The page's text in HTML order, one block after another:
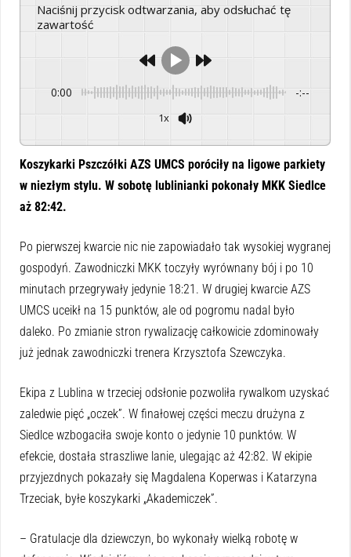
Naciśnij przycisk odtwarzania, aby odsłuchać tę
zawartość
0:00 -:--
1x
Koszykarki Pszczółki AZS UMCS poróciły na ligowe parkiety
w niezłym stylu. W sobotę lublinianki pokonały MKK Siedlce
aż 82:42.
Po pierwszej kwarcie nic nie zapowiadało tak wysokiej wygranej
gospodyń. Zawodniczki MKK toczyły wyrównany bój i po 10
minutach przegrywały jedynie 18:21. W drugiej kwarcie AZS
UMCS uceikł na 15 punktów, ale od pogromu nadal było
daleko. Po zmianie stron rywalizację całkowicie zdominowały
już jednak zawodniczki trenera Krzysztofa Szewczyka.
Ekipa z Lublina w trzeciej odsłonie pozwoliła rywalkom uzyskać
zaledwie pięć „oczek”. W finałowej części meczu drużyna z
Siedlce wzbogaciła swoje konto o jedynie 10 punktów. W
efekcie, dostała straszliwe lanie, ulegając aż 42:82. W ekipie
przyjezdnych pokazały się Magdalena Koperwas i Katarzyna
Trzeciak, byłe koszykarki „Akademiczek”.
– Gratulacje dla dziewczyn, bo wykonały wielką robotę w